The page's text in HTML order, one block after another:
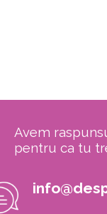
Avem
pentru ca tu